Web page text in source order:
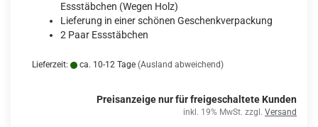
Essstäbchen (Wegen Holz)
Lieferung in einer schönen Geschenkverpackung
2 Paar Essstäbchen
Lieferzeit: ca. 10-12 Tage (Ausland abweichend)
Preisanzeige nur für freigeschaltete Kunden
inkl. 19% MwSt. zzgl. Versand